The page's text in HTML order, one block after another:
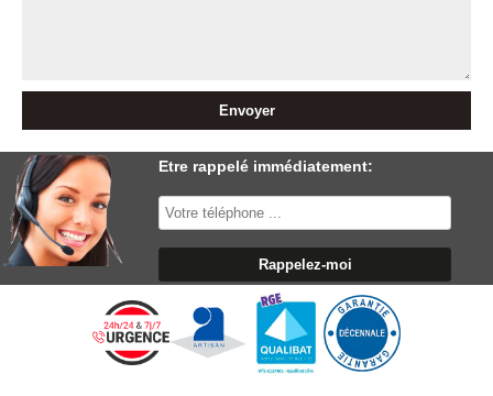
Etre rappelé immédiatement: